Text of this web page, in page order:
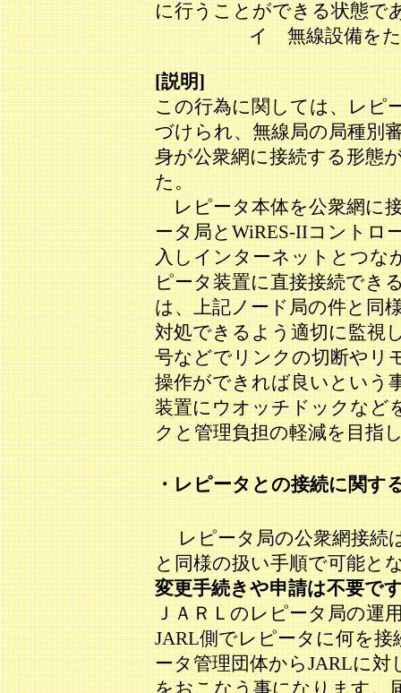
に行うことができる状態で
イ 無線設備をただち
[説明]
この行為に関しては、レピ
づけられ、無線局の局種別
身が公衆網に接続する形態
た。
レピータ本体を公衆網に
ータ局とWiRES-IIコントロ
入しインターネットとつな
ピータ装置に直接接続でき
は、上記ノード局の件と同
対処できるよう適切に監視
号などでリンクの切断やリ
操作ができれば良いという
装置にウオッチドックなど
クと管理負担の軽減を目指
・レピータとの接続に関す
レピータ局の公衆網接続
と同様の扱い手順で可能と
変更手続きや申請は不要で
ＪＡＲＬのレピータ局の運
JARL側でレピータに何を
ータ管理団体からJARLに対
をおこなう事になります。